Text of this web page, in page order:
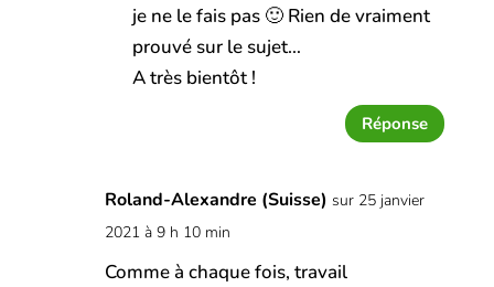
je ne le fais pas 🙂 Rien de vraiment
prouvé sur le sujet…
A très bientôt !
Réponse
Roland-Alexandre (Suisse) sur 25 janvier
2021 à 9 h 10 min
Comme à chaque fois, travail